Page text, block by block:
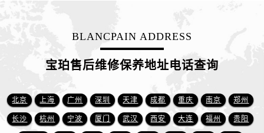
江苏省扬州市邗江区国展路29号星耀天地写字楼1号楼18层1803室宝珀售后服务中心（需提前预约）
江苏省镇江市京口区中山东路宝珀售后服务中心（需提前预约）
BLANCPAIN ADDRESS
宝珀售后维修保养地址电话查询
北京 上海 广州 深圳 天津 成都 重庆 南京 郑州
长沙 杭州 宁波 厦门 武汉 西安 大连 福州 贵阳